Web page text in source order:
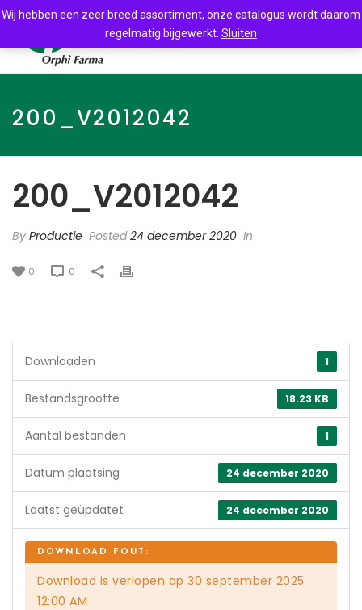
200_V2012042
200_V2012042
By Productie Posted24 december 2020 In
0 0
1
Downloaden
18.23 KB
Bestandsgrootte
1
Aantal bestanden
24 december 2020
Datum plaatsing
24 december 2020
Laatst geüpdatet
Download is verlopen op 30 september 2025
12:00 AM
Wij hebben een zeer breed assortiment, onze catalogus wordt daarom
regelmatig bijgewerkt. Sluiten